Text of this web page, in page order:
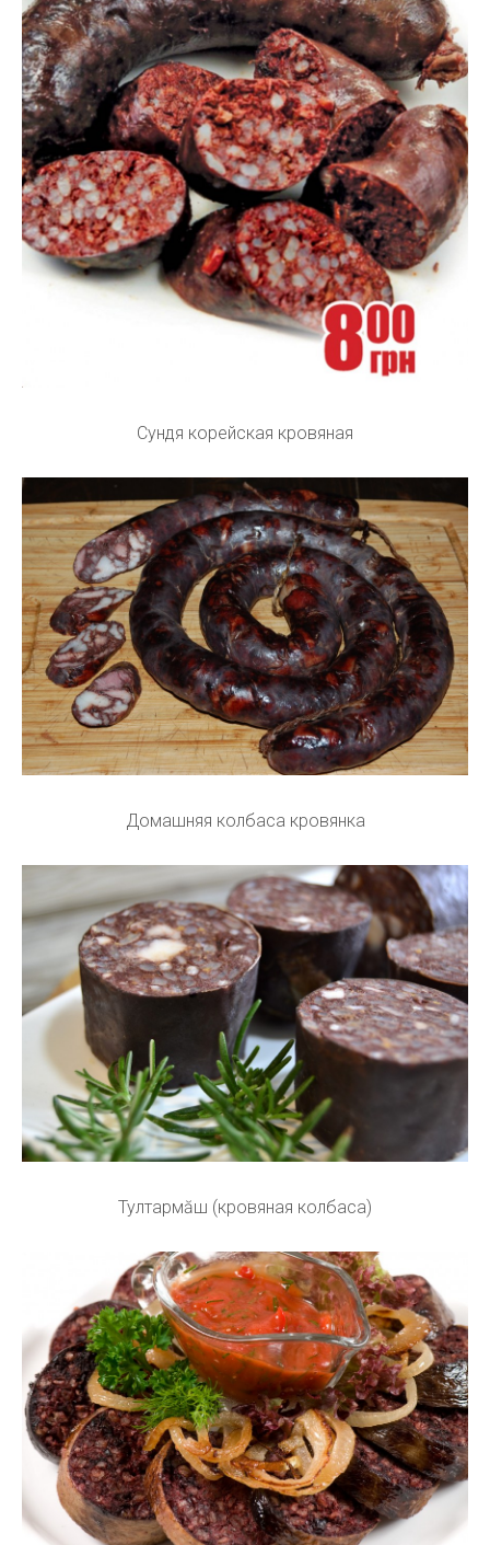
Сундя корейская кровяная
Домашняя колбаса кровянка
Тултармăш (кровяная колбаса)